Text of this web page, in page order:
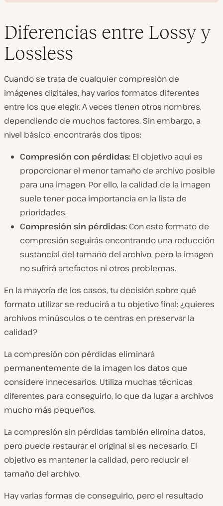
p
o
d
u
c
r
d
o
Diferencias entre Lossy y
Lossless
Cuando se trata de cualquier compresión de
imágenes digitales, hay varios formatos diferentes
entre los que elegir. A veces tienen otros nombres,
dependiendo de muchos factores. Sin embargo, a
nivel básico, encontrarás dos tipos:
Compresión con pérdidas: El objetivo aquí es
proporcionar el menor tamaño de archivo posible
para una imagen. Por ello, la calidad de la imagen
suele tener poca importancia en la lista de
prioridades.
Compresión sin pérdidas: Con este formato de
compresión seguirás encontrando una reducción
sustancial del tamaño del archivo, pero la imagen
no sufrirá artefactos ni otros problemas.
En la mayoría de los casos, tu decisión sobre qué
formato utilizar se reducirá a tu objetivo final: ¿quieres
archivos minúsculos o te centras en preservar la
calidad?
La compresión con pérdidas eliminará
permanentemente de la imagen los datos que
considere innecesarios. Utiliza muchas técnicas
diferentes para conseguirlo, lo que da lugar a archivos
mucho más pequeños.
La compresión sin pérdidas también elimina datos,
pero puede restaurar el original si es necesario. El
objetivo es mantener la calidad, pero reducir el
tamaño del archivo.
Hay varias formas de conseguirlo, pero el resultado